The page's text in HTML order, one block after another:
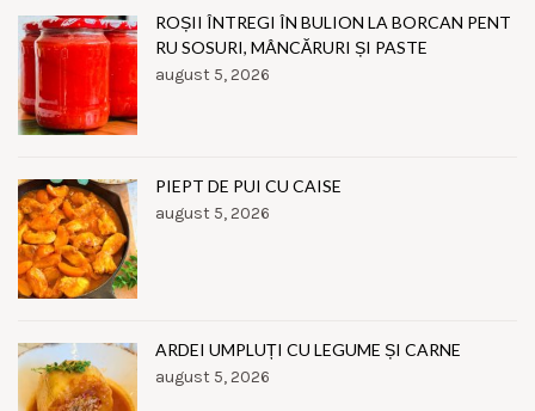
ROȘII ÎNTREGI ÎN BULION LA BORCAN PENT
RU SOSURI, MÂNCĂRURI ȘI PASTE
august 5, 2026
PIEPT DE PUI CU CAISE
august 5, 2026
ARDEI UMPLUȚI CU LEGUME ȘI CARNE
august 5, 2026